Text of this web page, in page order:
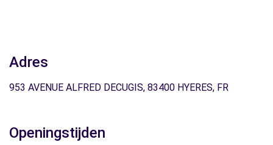
Adres
953 AVENUE ALFRED DECUGIS, 83400 HYERES, FR
Openingstijden